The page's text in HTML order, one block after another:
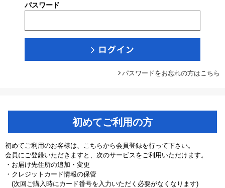
パスワード
パスワードをお忘れの方はこちら
初めてご利用の方
初めてご利用のお客様は、こちらから会員登録を行って下さい。
会員にご登録いただきますと、次のサービスをご利用いただけます。
・お届け先住所の追加・変更
・クレジットカード情報の保管
(次回ご購入時にカード番号を入力いただく必要がなくなります)